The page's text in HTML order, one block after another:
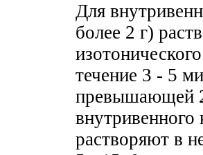
Для
более 2 г)
течение 3 - 5
превышающей 2
внутривенного
растворяют в